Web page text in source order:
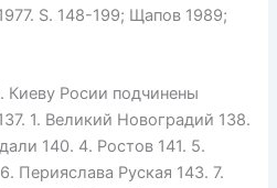
S. 148-199; Щапов 1989;
Киеву Росии подчинены
1. Великий Новоградий 138.
140. 4. Ростов 141. 5.
Перияслава Руская 143. 7.